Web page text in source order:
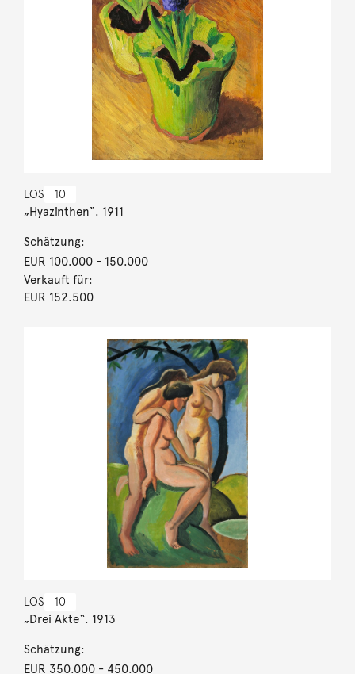
LOS 10
„Hyazinthen“. 1911
Schätzung:
EUR 100.000- 150.000
Verkauft für:
EUR 152.500
LOS 10
„Drei Akte“. 1913
Schätzung:
EUR 350.000- 450.000